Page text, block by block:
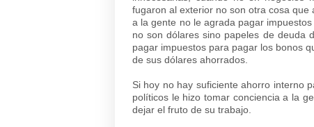
fugaron al exterior no son otra cosa
a la gente no le agrada pagar
no son dólares sino papeles de deuda
pagar impuestos para pagar los bonos
de sus dólares ahorrados.
Si hoy no hay suficiente ahorro interno
políticos le hizo tomar conciencia a la
dejar el fruto de su trabajo.